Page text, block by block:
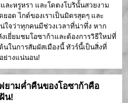
ละหรูหรา และโดตงโบรินั้นสวยงาม
ยอด ไกด์ของเราเป็นมิตรสุดๆ และ
ใจว่าทุกคนมีช่วงเวลาที่น่าทึ่ง หาก
เยี่ยมชมโอซาก้าและต้องการวิธีใหม่ที่
นในการสัมผัสเมืองนี้ ทัวร์นี้เป็นสิ่งที่
ย่างแน่นอน!
ยามค่ำคืนของโอซาก้าคือ
น!